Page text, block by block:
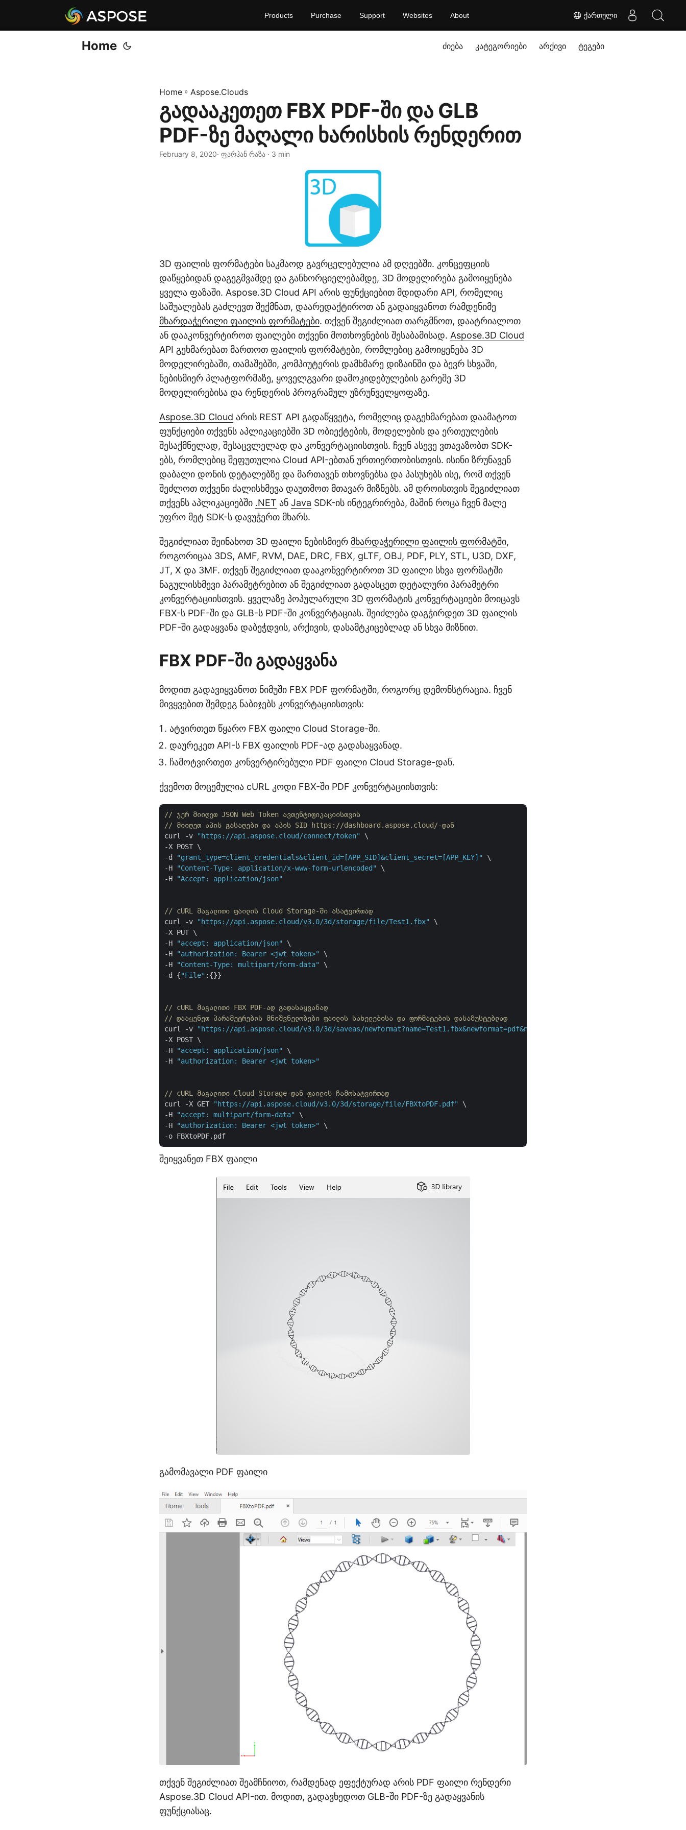
ქართული
Products Purchase Support Websites About
Home ძიება კატეგორიები არქივი ტეგები
Home » Aspose.Clouds
გადააკეთეთ FBX PDF-ში და GLB
PDF-ზე მაღალი ხარისხის რენდერით
February 8, 2020· ფარჰან რაზა · 3 min
3D ფაილის ფორმატები საკმაოდ გავრცელებულია ამ დღეებში. კონცეფციის
დაწყებიდან დაგეგმვამდე და განხორციელებამდე, 3D მოდელირება გამოიყენება
ყველა ფაზაში. Aspose.3D Cloud API არის ფუნქციებით მდიდარი API, რომელიც
საშუალებას გაძლევთ შექმნათ, დაარედაქტიროთ ან გადაიყვანოთ რამდენიმე
მხარდაჭერილი ფაილის ფორმატები. თქვენ შეგიძლიათ თარგმნოთ, დაატრიალოთ
ან დააკონვერტიროთ ფაილები თქვენი მოთხოვნების შესაბამისად. Aspose.3D Cloud
API გეხმარებათ მართოთ ფაილის ფორმატები, რომლებიც გამოიყენება 3D
მოდელირებაში, თამაშებში, კომპიუტერის დამხმარე დიზაინში და ბევრ სხვაში,
ნებისმიერ პლატფორმაზე, ყოველგვარი დამოკიდებულების გარეშე 3D
მოდელირებისა და რენდერის პროგრამულ უზრუნველყოფაზე.
Aspose.3D Cloud არის REST API გადაწყვეტა, რომელიც დაგეხმარებათ დაამატოთ
ფუნქციები თქვენს აპლიკაციებში 3D ობიექტების, მოდელების და ერთეულების
შესაქმნელად, შესაცვლელად და კონვერტაციისთვის. ჩვენ ასევე ვთავაზობთ SDK-
ებს, რომლებიც შეფუთულია Cloud API-ებთან ურთიერთობისთვის. ისინი ზრუნავენ
დაბალი დონის დეტალებზე და მართავენ თხოვნებსა და პასუხებს ისე, რომ თქვენ
შეძლოთ თქვენი ძალისხმევა დაუთმოთ მთავარ მიზნებს. ამ დროისთვის შეგიძლიათ
თქვენს აპლიკაციებში .NET ან Java SDK-ის ინტეგრირება, მაშინ როცა ჩვენ მალე
უფრო მეტ SDK-ს დავუჭერთ მხარს.
შეგიძლიათ შეინახოთ 3D ფაილი ნებისმიერ მხარდაჭერილი ფაილის ფორმატში,
როგორიცაა 3DS, AMF, RVM, DAE, DRC, FBX, gLTF, OBJ, PDF, PLY, STL, U3D, DXF,
JT, X და 3MF. თქვენ შეგიძლიათ დააკონვერტიროთ 3D ფაილი სხვა ფორმატში
ნაგულისხმევი პარამეტრებით ან შეგიძლიათ გადასცეთ დეტალური პარამეტრი
კონვერტაციისთვის. ყველაზე პოპულარული 3D ფორმატის კონვერტაციები მოიცავს
FBX-ს PDF-ში და GLB-ს PDF-ში კონვერტაციას. შეიძლება დაგჭირდეთ 3D ფაილის
PDF-ში გადაყვანა დაბეჭდვის, არქივის, დასამტკიცებლად ან სხვა მიზნით.
FBX PDF-ში გადაყვანა
მოდით გადავიყვანოთ ნიმუში FBX PDF ფორმატში, როგორც დემონსტრაცია. ჩვენ
მივყვებით შემდეგ ნაბიჯებს კონვერტაციისთვის:
ატვირთეთ წყარო FBX ფაილი Cloud Storage-ში.
დაურეკეთ API-ს FBX ფაილის PDF-ად გადასაყვანად.
ჩამოტვირთეთ კონვერტირებული PDF ფაილი Cloud Storage-დან.
ქვემოთ მოცემულია cURL კოდი FBX-ში PDF კონვერტაციისთვის:
// ჯერ მიიღეთ JSON Web Token ავთენტიფიკაციისთვის
// მიიღეთ აპის გასაღები და აპის SID https://dashboard.aspose.cloud/-დან
curl -v
"https://api.aspose.cloud/connect/token"
\
-X POST \
-d
"grant_type=client_credentials&client_id=[APP_SID]&client_secret=[APP_KEY]"
\
-H
"Content-Type: application/x-www-form-urlencoded"
\
-H
"Accept: application/json"
// cURL მაგალითი ფაილის Cloud Storage-ში ასატვირთად
curl -v
"https://api.aspose.cloud/v3.0/3d/storage/file/Test1.fbx"
\
-X PUT \
-H
"accept: application/json"
\
-H
"authorization: Bearer <jwt token>"
\
-H
"Content-Type: multipart/form-data"
\
-d {"File" :{}}
// cURL მაგალითი FBX PDF-ად გადასაყვანად
// დააყენეთ პარამეტრების მნიშვნელობები ფაილის სახელებისა და ფორმატების დასაზუსტებლად
curl -v
"https://api.aspose.cloud/v3.0/3d/saveas/
-X POST \
-H
"accept: application/json"
\
-H
"authorization: Bearer <jwt token>"
// cURL მაგალითი Cloud Storage-დან ფაილის ჩამოსატვირთად
curl -X GET
"https://api.aspose.cloud/v3.0/3d/storage/file/FBXtoPDF.pdf"
\
-H
"accept: multipart/form-data"
\
-H
"authorization: Bearer <jwt token>"
\
შეიყვანეთ FBX ფაილი
გამომავალი PDF ფაილი
თქვენ შეგიძლიათ შეამჩნიოთ, რამდენად ეფექტურად არის PDF ფაილი რენდერი
Aspose.3D Cloud API-ით. მოდით, გადავხედოთ GLB-ში PDF-ზე გადაყვანის
ფუნქციასაც.